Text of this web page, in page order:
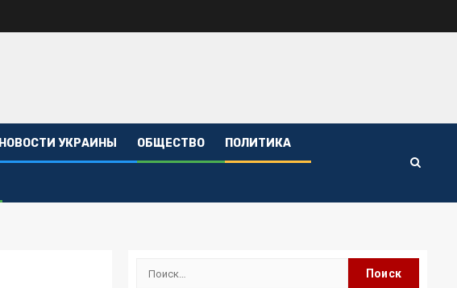
НОВОСТИ УКРАИНЫ ОБЩЕСТВО ПОЛИТИКА
Найти: